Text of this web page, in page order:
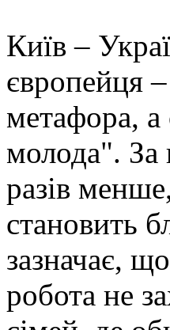
Київ –
європейця
метафора, а
молода". За
разів
становить
зазначає,
робота не